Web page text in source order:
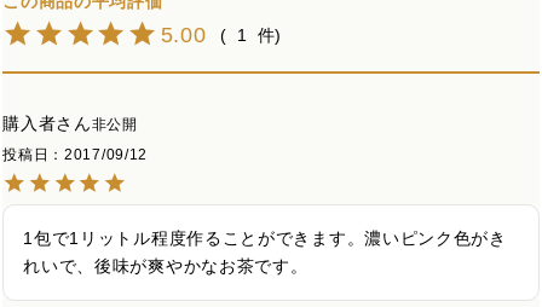
5.00 1
購入者
非公開
投稿日
2017/09/12
1包で1リットル程度作ることができます。濃いピンク色がき
れいで、後味が爽やかなお茶です。